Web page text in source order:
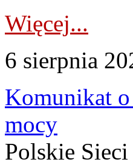
Więcej...
6 sierpnia
Komunikat o
mocy
Polskie Sieci